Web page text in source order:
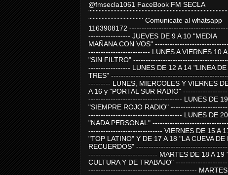
@fmsecla1061 FaceBook FM SECLA
''''''''''''''''''''''''''''''''''''' Comunicate al whatsapp
1163908172
----------------- JUEVES DE 9 A 10 "MEDIA
MAÑANA CON VOS"
------------------------- LUNES A VIERNES 10
"SIN FILTRO"
----------------- LUNES DE 12 A 14 "LINEA DE
TRES"
--------- LUNES, MIERCOLES Y VIERNES
A 16 y "PORTAL SUR RADIO"
-------------------------------------- LUNES DE
"SIEMPRE ROJO RADIO"
-------------------------------------- LUNES DE
"NADA PERSONAL"
------------------------------ VIERNES DE 15 A
"TOP LATINO" Y DE 17 A 18 "LA CUEVA DE
RECUERDOS"
---------------------------- MARTES DE 18 A 19
CULTURA Y DE TRABAJO"
--------------------------------------------